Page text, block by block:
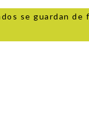
se guardan